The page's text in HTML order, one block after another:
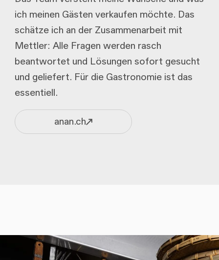
ich meinen Gästen verkaufen möchte. Das
schätze ich an der Zusammenarbeit mit
Mettler: Alle Fragen werden rasch
beantwortet und Lösungen sofort gesucht
und geliefert. Für die Gastronomie ist das
essentiell.
anan.ch